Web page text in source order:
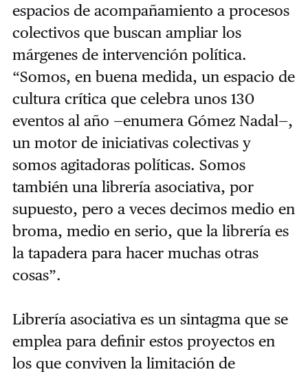
espacios de acompañamiento a procesos
colectivos que buscan ampliar los
márgenes de intervención política.
“Somos, en buena medida, un espacio de
cultura crítica que celebra unos 130
eventos al año —enumera Gómez Nadal—,
un motor de iniciativas colectivas y
somos agitadoras políticas. Somos
también una librería asociativa, por
supuesto, pero a veces decimos medio en
broma, medio en serio, que la librería es
la tapadera para hacer muchas otras
cosas”.
Librería asociativa es un sintagma que se
emplea para definir estos proyectos en
los que conviven la limitación de